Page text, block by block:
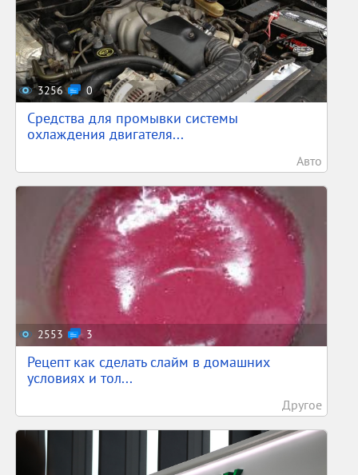
3256 0
Средства для промывки системы
охлаждения двигателя...
Авто
2553 3
Рецепт как сделать слайм в домашних
условиях и тол...
Другое